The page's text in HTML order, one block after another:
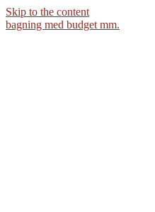
Skip to the content
bagning med budget mm.